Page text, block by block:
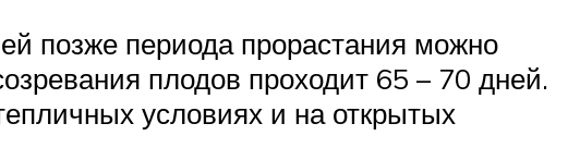
позже периода прорастания можно
плодов проходит 65 – 70 дней.
условиях и на открытых